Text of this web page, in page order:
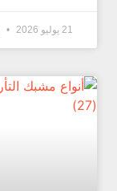
21 يوليو 2026